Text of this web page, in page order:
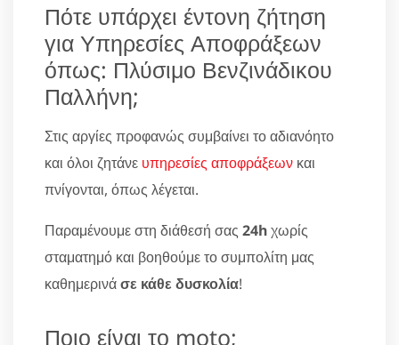
Πότε υπάρχει έντονη ζήτηση
για Υπηρεσίες Αποφράξεων
όπως: Πλύσιμο Βενζινάδικου
Παλλήνη;
Στις αργίες προφανώς συμβαίνει το αδιανόητο
και όλοι ζητάνε υπηρεσίες αποφράξεων και
πνίγονται, όπως λέγεται.
Παραμένουμε στη διάθεσή σας 24hχωρίς
σταματημό και βοηθούμε το συμπολίτη μας
καθημερινάσε κάθε δυσκολία!
Ποιο είναι το moto;